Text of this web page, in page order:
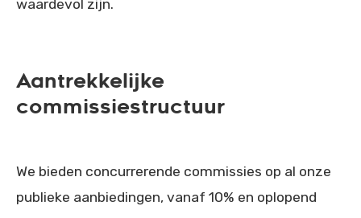
waardevol zijn.
Aantrekkelijke
commissiestructuur
We bieden concurrerende commissies op al onze
publieke aanbiedingen, vanaf 10% en oplopend